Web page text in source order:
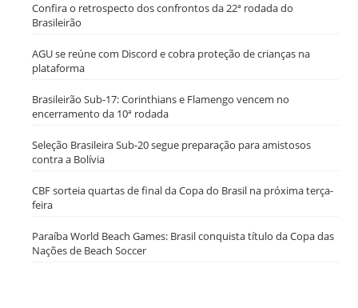
Confira o retrospecto dos confrontos da 22ª rodada do
Brasileirão
AGU se reúne com Discord e cobra proteção de crianças na
plataforma
Brasileirão Sub-17: Corinthians e Flamengo vencem no
encerramento da 10ª rodada
Seleção Brasileira Sub-20 segue preparação para amistosos
contra a Bolívia
CBF sorteia quartas de final da Copa do Brasil na próxima terça-
feira
Paraíba World Beach Games: Brasil conquista título da Copa das
Nações de Beach Soccer